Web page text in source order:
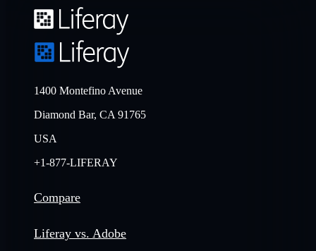
1400 Montefino Avenue
Diamond Bar, CA 91765
USA
+1-877-LIFERAY
Compare
Liferay vs. Adobe